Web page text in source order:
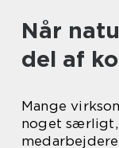
Når
del af
Mange
noget særligt,